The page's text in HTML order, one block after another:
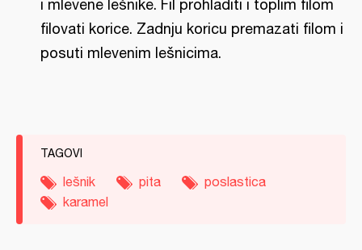
i mlevene lešnike. Fil prohladiti i toplim filom
filovati korice. Zadnju koricu premazati filom i
posuti mlevenim lešnicima.
TAGOVI
lešnik pita
poslastica
karamel